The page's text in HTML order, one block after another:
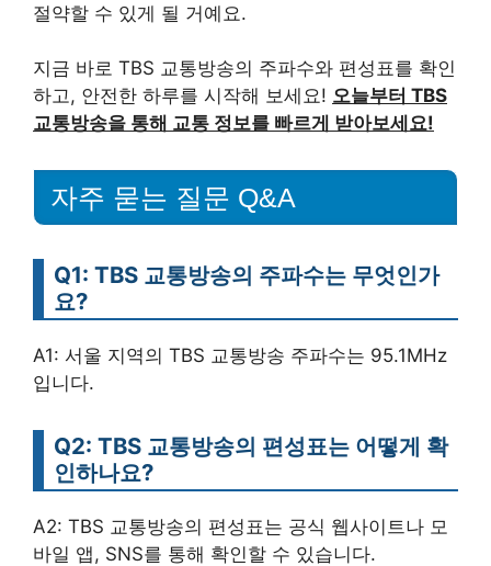
절약할 수 있게 될 거예요.
지금 바로 TBS 교통방송의 주파수와 편성표를 확인
하고, 안전한 하루를 시작해 보세요! 오늘부터 TBS
교통방송을 통해 교통 정보를 빠르게 받아보세요!
자주 묻는 질문 Q&A
Q1: TBS 교통방송의 주파수는 무엇인가
요?
A1: 서울 지역의 TBS 교통방송 주파수는 95.1MHz
입니다.
Q2: TBS 교통방송의 편성표는 어떻게 확
인하나요?
A2: TBS 교통방송의 편성표는 공식 웹사이트나 모
바일 앱, SNS를 통해 확인할 수 있습니다.